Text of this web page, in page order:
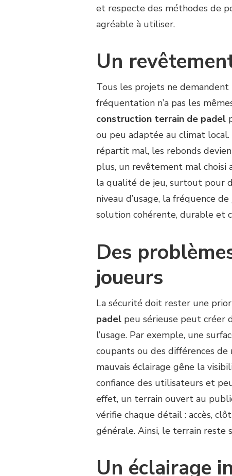
et respecte des méthodes de
agréable à utiliser.
Un
Tous les projets ne
fréquentation n’a pas les
construction terrain de padel
ou peu adaptée au climat
répartit mal, les rebonds
plus, un revêtement mal choisi
la qualité de jeu, surtout pour
niveau d’usage, la fréquence
solution cohérente, durable et
Des
joueurs
La sécurité doit rester une
padel peu sérieuse peut créer
l’usage. Par exemple, une
coupants ou des différences
mauvais éclairage gêne la
confiance des utilisateurs et
effet, un terrain ouvert au
vérifie chaque détail : accès,
générale. Ainsi, le terrain reste
Un éclairage